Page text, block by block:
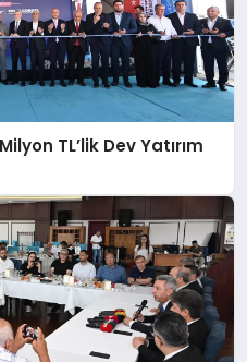
TL’lik Dev Yatırım